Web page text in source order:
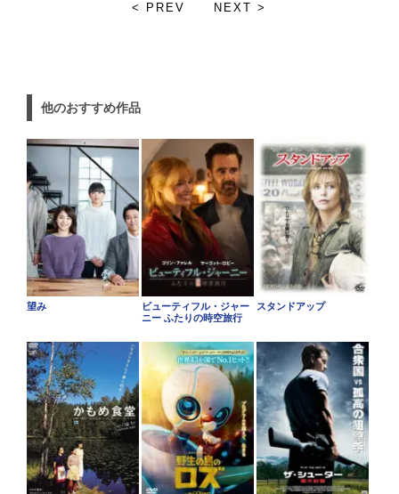
< PREV NEXT >
他のおすすめ作品
望み
ビューティフル・ジャー
ニー ふたりの時空旅行
スタンドアップ